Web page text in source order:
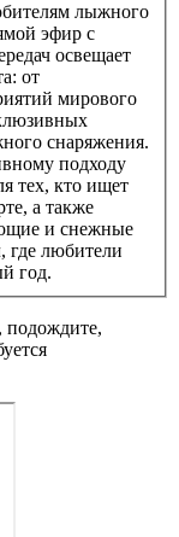
лыжного
эфир с
освещает
от
мирового
снаряжения.
подходу
тех, кто ищет
а также
и снежные
где любители
год.
подождите,